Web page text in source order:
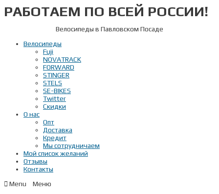
Перейти
кРАБОТАЕМ ПО ВСЕЙ РОССИИ!
Велосипеды в Павловском Посаде
Велосипеды
Fuji
NOVATRACK
FORWARD
STINGER
STELS
SE-BIKES
Twitter
Скидки
О нас
Опт
Доставка
Кредит
Мы сотрудничаем
Мой список желаний
Отзывы
Контакты
Menu